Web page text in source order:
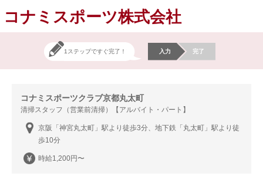
コナミスポーツ株式会社
1ステップですぐ完了！ 入力 完了
コナミスポーツクラブ京都丸太町
清掃スタッフ（営業前清掃）【アルバイト・パート】
京阪「神宮丸太町」駅より徒歩3分、地下鉄「丸太町」駅より徒
歩10分
時給1,200円〜